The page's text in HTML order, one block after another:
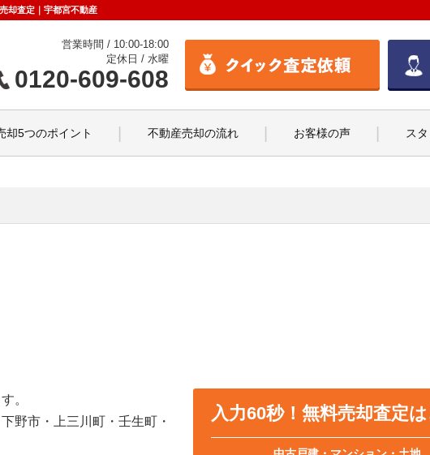
却査定｜宇都宮不動産
営業時間 / 10:00-18:00
定休日 / 水曜
0120-609-608
却5つのポイント 不動産売却の流れ お客様の声 ス
。
野市・上三川町・壬生町・
入力60秒！無料売却査定